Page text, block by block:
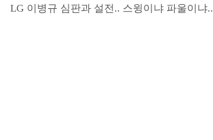
LG 이병규 심판과 설전.. 스윙이냐 파울이냐..